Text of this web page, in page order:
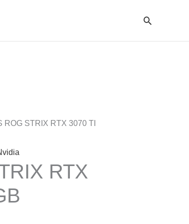
Cari
ROG STRIX RTX 3070 TI
RTX